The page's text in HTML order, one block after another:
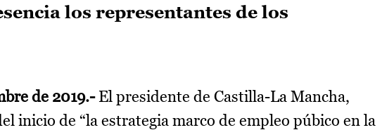
los representantes de los
de 2019.- El presidente de Castilla-La Mancha,
inicio de “la estrategia marco de empleo púbico en la